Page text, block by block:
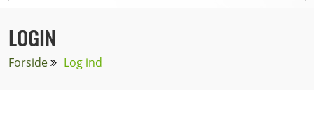
LOGIN
Forside Log ind